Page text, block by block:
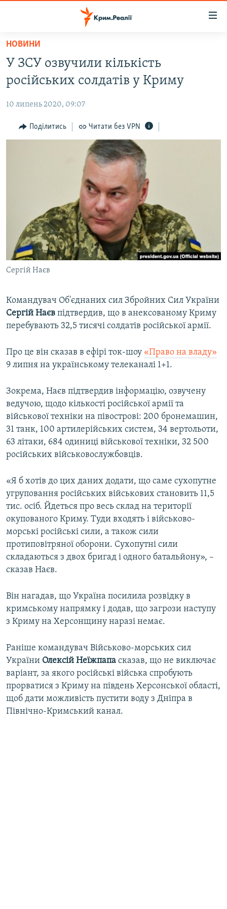
Перейти
основного
матеріалу
Перейти
до
навігації
Перейти
ВІДЕО ТА ФОТО
ПОЛІТИКА
БЛОГИ
ДЕПОРТАЦІЯ
ВІДЕОУРОКИ «ELIFBE»
СВІДЧЕННЯ ОКУПАЦІЇ
УКРАЇНСЬКА ПРОБЛЕМА КРИМУ
ЯК ОБІЙТИ БЛОКУВАННЯ
Русский
Qırımtatar
НОВИНИ
У ЗСУ озвучили кількість
російських солдатів у Криму
10 липень 2020, 09:07
Поділитись Читати без VPN
Сергій Наєв
Командувач Об'єднаних сил Збройних Сил України
Сергій Наєв підтвердив, що в анексованому Криму
перебувають 32,5 тисячі солдатів російської армії.
Про це він сказав в ефірі ток-шоу «Право на владу»
9 липня на українському телеканалі 1+1.
Зокрема, Наєв підтвердив інформацію, озвучену
ведучою, щодо кількості російської армії та
військової техніки на півострові: 200 бронемашин,
31 танк, 100 артилерійських систем, 34 вертольоти,
63 літаки, 684 одиниці військової техніки, 32 500
російських військовослужбовців.
«Я б хотів до цих даних додати, що саме сухопутне
угруповання російських військових становить 11,5
тис. осіб. Йдеться про весь склад на території
окупованого Криму. Туди входять і військово-
морські російські сили, а також сили
протиповітряної оборони. Сухопутні сили
складаються з двох бригад і одного батальйону», –
сказав Наєв.
Він нагадав, що Україна посилила розвідку в
кримському напрямку і додав, що загрози наступу
з Криму на Херсонщину наразі немає.
Раніше командувач Військово-морських сил
України Олексій Неїжпапа сказав, що не виключає
варіант, за якого російські війська спробують
прорватися з Криму на південь Херсонської області,
щоб дати можливість пустити воду з Дніпра в
Північно-Кримський канал.